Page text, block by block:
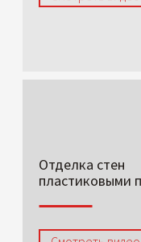
Отделка стен
пластиковыми